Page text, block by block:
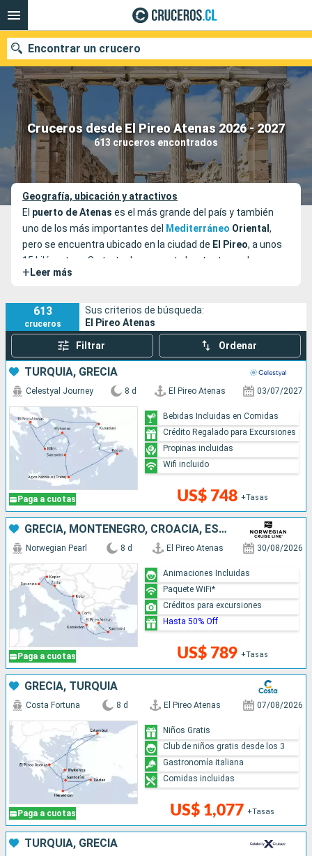
Cruceros desde El Pireo Atenas 2026 - 2027
613 cruceros encontrados
Encontrar un crucero
Nuestros destinos
Fecha de salida
Puertos
Buscar
Geografía, ubicación y atractivos
El puerto de Atenas es el más grande del país y también
uno de los más importantes del
Mediterráneo Oriental ,
pero se encuentra ubicado en la ciudad de El Pireo, a unos
15 kilómetros. Se trata de un puerto bastante moderno,
con servicios de calidad y vanguardia, aunque tiene también
importante desde la Edad de Oro deGrecia
perderte el puerto de Atenas y las emocionantes
excursiones que ofrece a los cruceristas que desean visitar
la ciudad.
+ Leer más
613
cruceros
Sus criterios de búsqueda:
El Pireo Atenas
Filtrar Ordenar
TURQUÍA, GRECIA
Paga a cuotas
Celestyal Journey 8 d El Pireo Atenas 03/07/2027
US$ 748 +Tasas
Bebidas Incluidas en Comidas
Crédito Regalado para Excursiones
Propinas incluidas
Wifi incluido
GRECIA, MONTENEGRO, CROACIA, ESLOVENIA, ITALIA
Paga a cuotas
Norwegian Pearl 8 d El Pireo Atenas 30/08/2026
US$ 789 +Tasas
Animaciones Incluidas
Paquete WiFi*
Créditos para excursiones
Hasta 50% Off
GRECIA, TURQUÍA
Paga a cuotas
Costa Fortuna 8 d El Pireo Atenas 07/08/2026
US$ 1,077 +Tasas
Niños Gratis
Club de niños gratis desde los 3
Gastronomía italiana
Comidas incluidas
TURQUÍA, GRECIA